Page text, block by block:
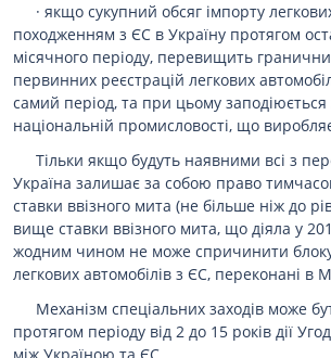
· якщо сукупний обсяг імпорту
походженням з ЄС в Україну протягом
місячного періоду, перевищить
первинних реєстрацій легкових
самий період, та при цьому
національній промисловості, що
Тільки якщо будуть наявними всі з
Україна залишає за собою право
ставки ввізного мита (не більше ніж до
вище ставки ввізного мита, що діяла у
жодним чином не може спричинити
легкових автомобілів з ЄС, переконані в
Механізм спеціальних заходів може
протягом періоду від 2 до 15 років дії